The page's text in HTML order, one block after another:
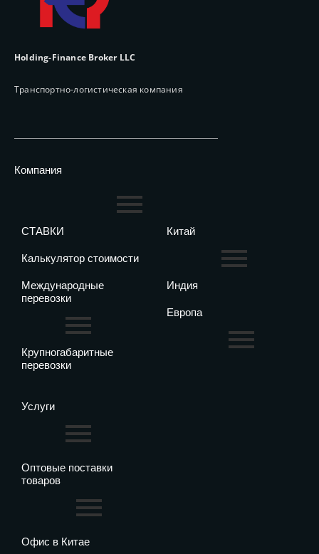
Holding-Finance Broker LLC
Транспортно-логистическая компания
Компания
СТАВКИ
Калькулятор стоимости
Международные
перевозки
Крупногабаритные
перевозки
Китай
Индия
Европа
Услуги
Оптовые поставки
товаров
Офис в Китае